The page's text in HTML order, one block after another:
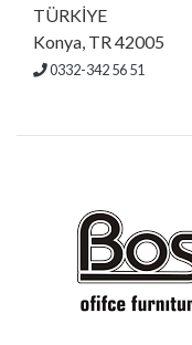
TÜRKİYE
Konya, TR 42005
0332-342 56 51